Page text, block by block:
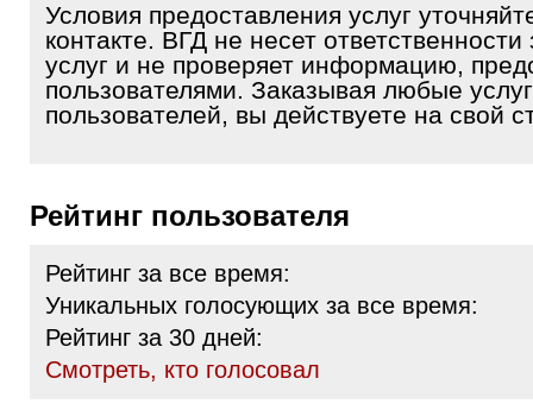
Условия предоставления услуг
контакте. ВГД не несет ответственности
услуг и не проверяет информацию,
пользователями. Заказывая любые
пользователей, вы действуете на свой
Рейтинг пользователя
Рейтинг за все время:
Уникальных голосующих за все время:
Рейтинг за 30 дней:
Cмотреть, кто голосовал